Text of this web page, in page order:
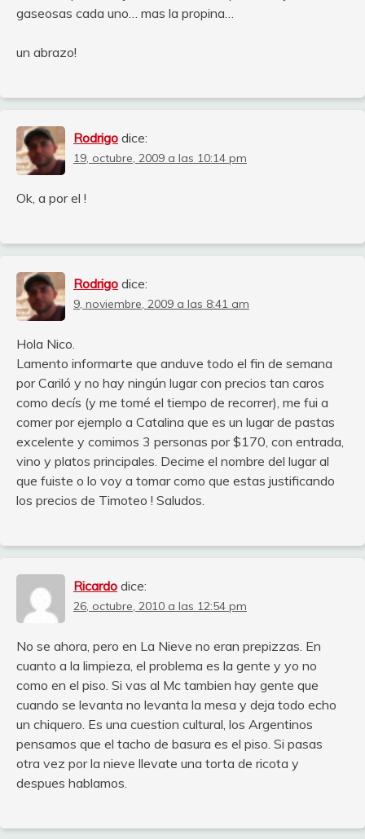
gaseosas cada uno… mas la propina…
un abrazo!
Rodrigo dice:
19, octubre, 2009 a las 10:14 pm
Ok, a por el !
Rodrigo dice:
9, noviembre, 2009 a las 8:41 am
Hola Nico.
Lamento informarte que anduve todo el fin de semana
por Cariló y no hay ningún lugar con precios tan caros
como decís (y me tomé el tiempo de recorrer), me fui a
comer por ejemplo a Catalina que es un lugar de pastas
excelente y comimos 3 personas por $170, con entrada,
vino y platos principales. Decime el nombre del lugar al
que fuiste o lo voy a tomar como que estas justificando
los precios de Timoteo ! Saludos.
Ricardo dice:
26, octubre, 2010 a las 12:54 pm
No se ahora, pero en La Nieve no eran prepizzas. En
cuanto a la limpieza, el problema es la gente y yo no
como en el piso. Si vas al Mc tambien hay gente que
cuando se levanta no levanta la mesa y deja todo echo
un chiquero. Es una cuestion cultural, los Argentinos
pensamos que el tacho de basura es el piso. Si pasas
otra vez por la nieve llevate una torta de ricota y
despues hablamos.